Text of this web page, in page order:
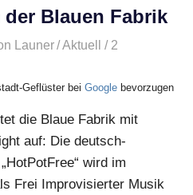
der Blauen Fabrik
Launer Aktuell
/ 2
Geflüster bei Google bevorzugen
die Blaue Fabrik mit
auf: Die deutsch-
wird im
Frei Improvisierter Musik